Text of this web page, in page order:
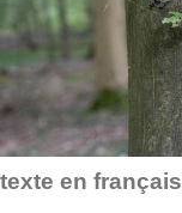
texte en